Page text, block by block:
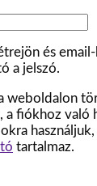
és
a jelszó.
weboldalon
a fiókhoz való
tartalmaz.